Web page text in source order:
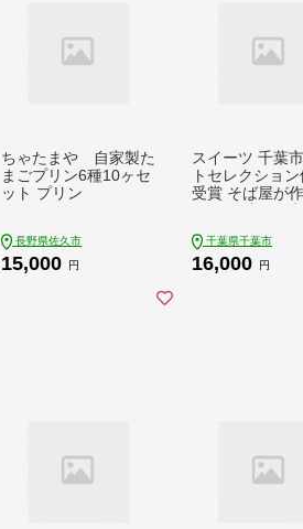
ちゃたまや 自家製た
まごプリン6種10ヶセ
ット プリン
長野県佐久市
15,000 円
スイーツ 千葉
トセレクショ
受賞 そば屋が作
【おやつ ご褒美
菓子 デザート
千葉県千葉市
16,000 円